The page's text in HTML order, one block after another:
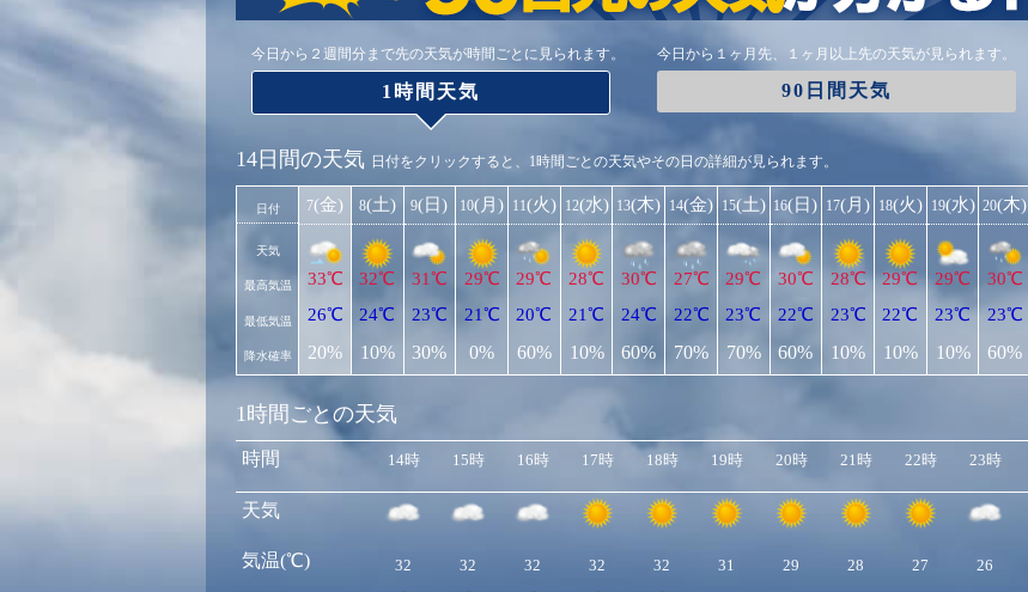
今日から２週間分まで先の天気が時間ごとに見られます。
1時間天気
今日から１ヶ月先、１ヶ月以上先の天気が見られます。
90日間天気
14日間の天気 日付をクリックすると、1時間ごとの天気やその日の詳細が見られます。
日付
天気
最高気温
最低気温
降水確率
7(金)
33℃
26℃
20%
8(土)
32℃
24℃
10%
9(日)
31℃
23℃
30%
10(月)
29℃
21℃
0%
11(火)
29℃
20℃
60%
12(水)
28℃
21℃
10%
13(木)
30℃
24℃
60%
14(金)
27℃
22℃
70%
15(土)
29℃
23℃
70%
16(日)
30℃
22℃
60%
17(月)
28℃
23℃
10%
18(火)
29℃
22℃
10%
19(水)
29℃
23℃
10%
20(木)
30℃
23℃
60%
1時間ごとの天気
時間
天気
気温(℃)
14時 15時 16時 17時 18時 19時 20時 21時 22時 23時
32 32 32 32 32 31 29 28 27 26